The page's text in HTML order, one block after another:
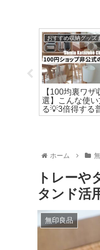
おすすめ収納グッズ
【100均裏ワザ
選】こんな使い
る💡3倍得する
ない活用アイ
ホーム
トレーや
タンド活
無印良品